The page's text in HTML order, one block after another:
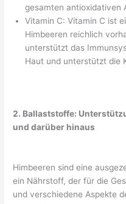
gesamten antioxidativen
Vitamin C: Vitamin C ist
Himbeeren reichlich
unterstützt das
Haut und unterstützt die
2. Ballaststoffe:
und darüber hinaus
Himbeeren sind eine
ein Nährstoff, der für die
und verschiedene Aspekte